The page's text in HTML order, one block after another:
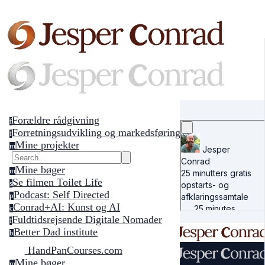
fForældre rådgivning
fForretningsudvikling og markedsføring
mMine projekter
mMine bøger
sSe filmen Toilet Life
pPodcast: Self Directed
cConrad+AI: Kunst og AI
fFuldtidsrejsende Digitale Nomader
bBetter Dad institute
HandPanCourses.com
Mine bøger